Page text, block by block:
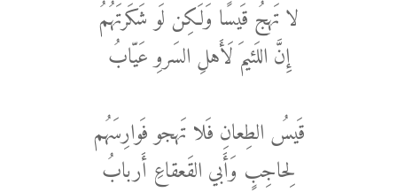
لا تَهجُ قَيسًا وَلَكِن لَو شَكَرتَهُمُ
إِنَّ اللَئيمَ لَأَهلِ السَروِ عَيّابُ
قَيسُ الطِعانِ فَلا تَهجو فَوارِسَهُم
لِحاجِبٍ وَأَبي القَعقاعِ أَربابُ